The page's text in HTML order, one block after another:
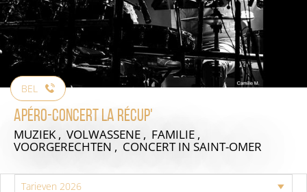
BEL
Apéro-Concert La Récup'
MUZIEK , VOLWASSENE , FAMILIE ,
VOORGERECHTEN , CONCERTIN SAINT-OMER